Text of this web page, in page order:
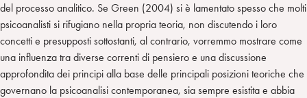
del processo analitico. Se Green (2004) si è lamentato spesso che molti
psicoanalisti si rifugiano nella propria teoria, non discutendo i loro
concetti e presupposti sottostanti, al contrario, vorremmo mostrare come
una influenza tra diverse correnti di pensiero e una discussione
approfondita dei principi alla base delle principali posizioni teoriche che
governano la psicoanalisi contemporanea, sia sempre esistita e abbia